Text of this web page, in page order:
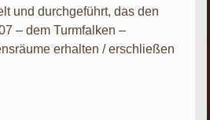
und durchgeführt, das den
– dem Turmfalken –
erhalten / erschließen